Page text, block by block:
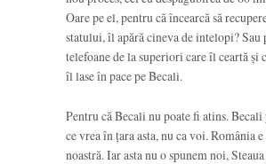
Oare pe el, pentru că încearcă să
statului, îl apără cineva de intelopi? Sau
telefoane de la superiori care îl ceartă și
îl lase în pace pe Becali.
Pentru că Becali nu poate fi atins. Becali
ce vrea în țara asta, nu ca voi. România
noastră. Iar asta nu o spunem noi,